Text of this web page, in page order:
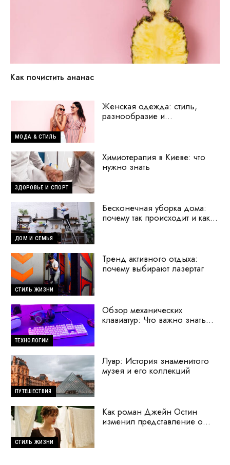
Как почистить ананас
МОДА & СТИЛЬ
Женская одежда: стиль,
разнообразие и
ЗДОРОВЬЕ И СПОРТ
Химиотерапия в Киеве: что
нужно знать
ДОМ И СЕМЬЯ
Бесконечная уборка дома:
почему так происходит и как
СТИЛЬ ЖИЗНИ
Тренд активного отдыха:
почему выбирают лазертаг
ТЕХНОЛОГИИ
Обзор механических
клавиатур: Что важно знать
ПУТЕШЕСТВИЯ
Лувр: История знаменитого
музея и его коллекций
СТИЛЬ ЖИЗНИ
Как роман Джейн Остин
изменил представление о